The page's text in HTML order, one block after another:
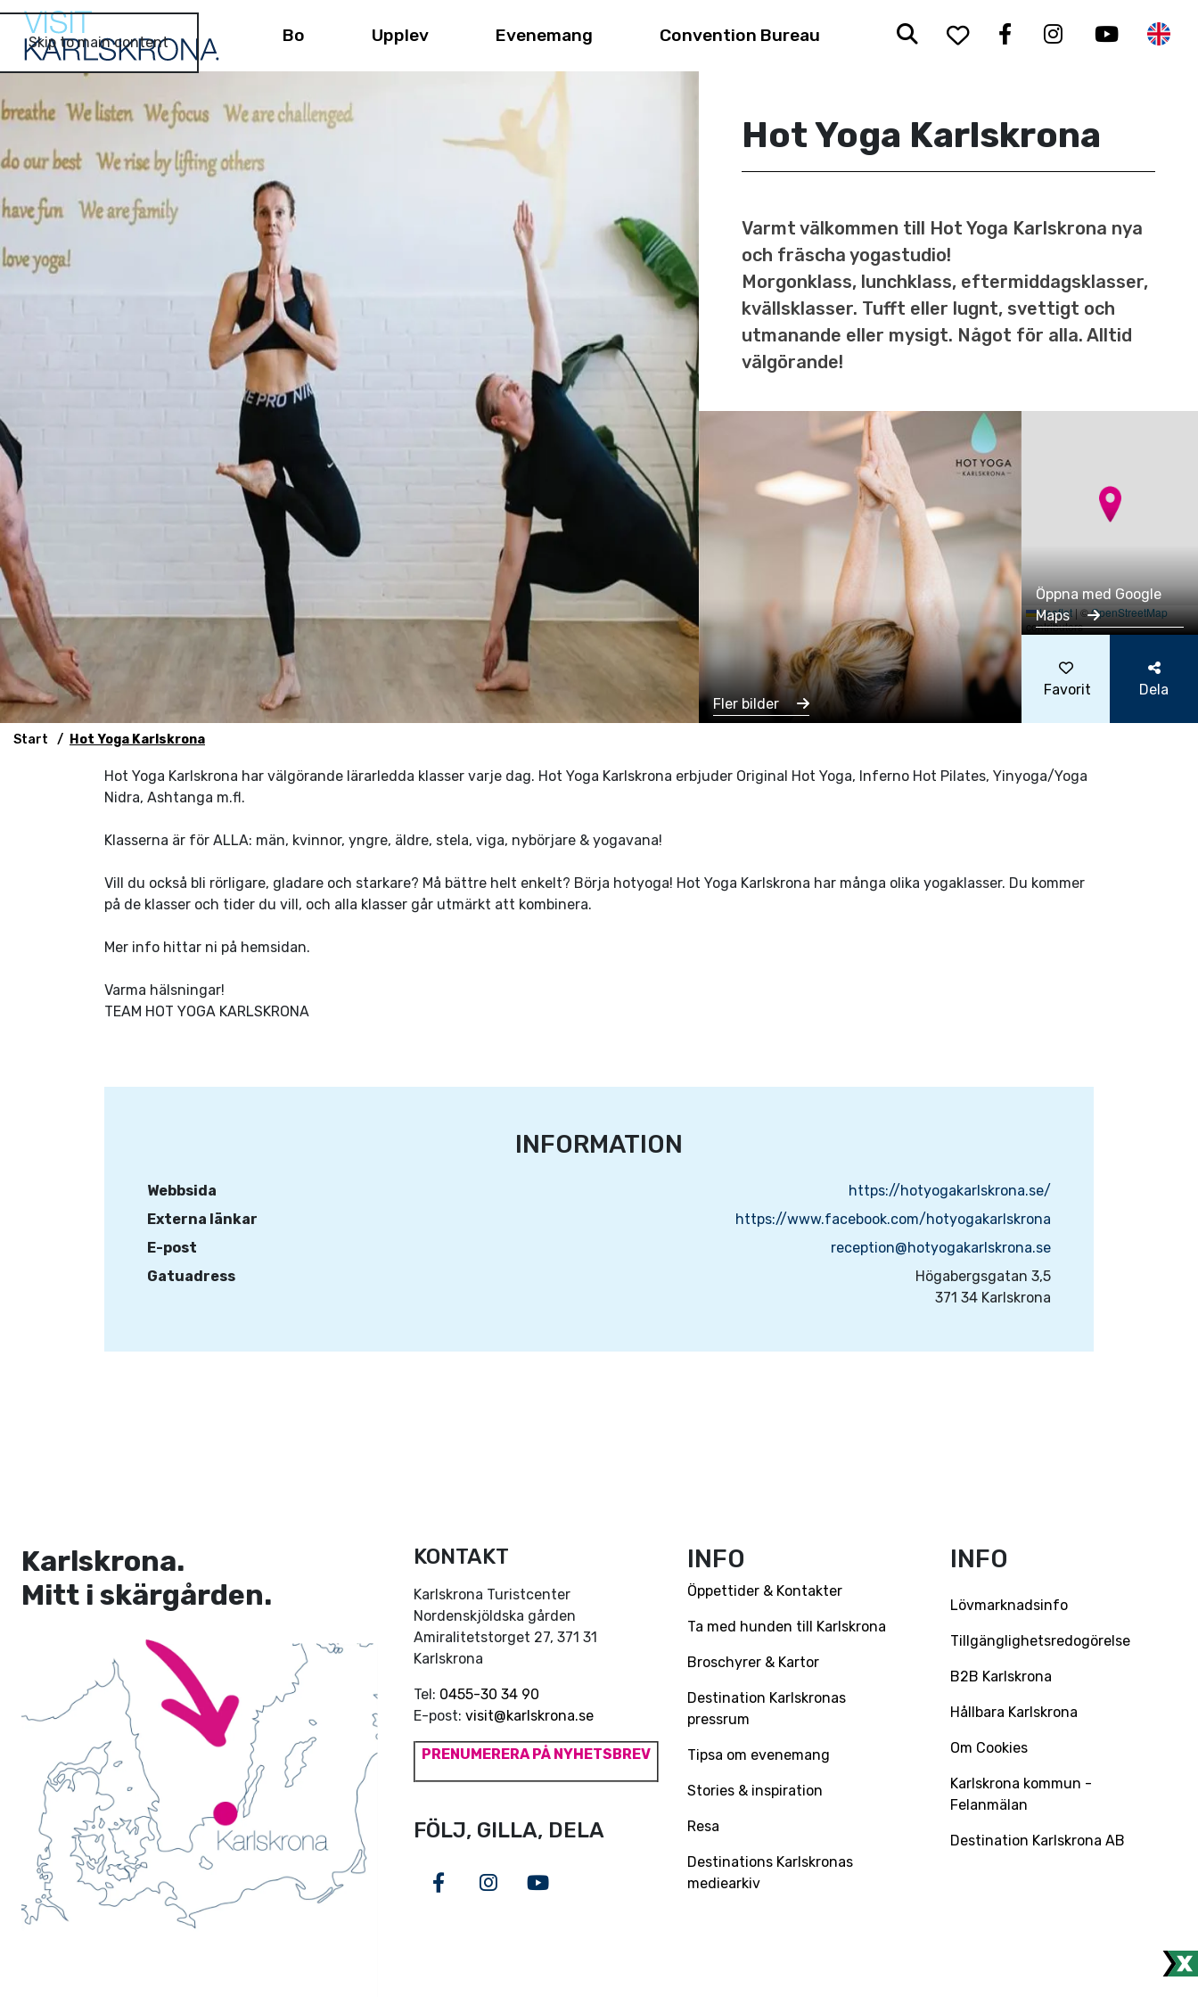
Skip to main content Bo Upplev Evenemang Convention Bureau Sök To your saved
Facebook
Instagram
Start Hot Yoga Karlskrona
Hot Yoga Karlskrona
Varmt välkommen till Hot Yoga Karlskrona nya
och fräscha yogastudio!
Morgonklass, lunchklass, eftermiddagsklasser,
kvällsklasser. Tufft eller lugnt, svettigt och
utmanande eller mysigt. Något för alla. Alltid
välgörande!
Fler bilder
Leaflet|©OpenStreetMap
contributors
Öppna med Google
Maps
Favorit Dela
Hot Yoga Karlskrona har välgörande lärarledda klasser varje dag. Hot Yoga Karlskrona erbjuder Original Hot Yoga, Inferno Hot Pilates, Yinyoga/Yoga
Nidra, Ashtanga m.fl.
Klasserna är för ALLA: män, kvinnor, yngre, äldre, stela, viga, nybörjare & yogavana!
Vill du också bli rörligare, gladare och starkare? Må bättre helt enkelt? Börja hotyoga! Hot Yoga Karlskrona har många olika yogaklasser. Du kommer
på de klasser och tider du vill, och alla klasser går utmärkt att kombinera.
Mer info hittar ni på hemsidan.
Varma hälsningar!
TEAM HOT YOGA KARLSKRONA
INFORMATION
Webbsida
https://hotyogakarlskrona.se/
Externa länkar
https://www.facebook.com/hotyogakarlskrona
E-post
reception@hotyogakarlskrona.se
Gatuadress
Högabergsgatan 3,5
371 34 Karlskrona
Karlskrona.
Mitt i skärgården.
KONTAKT
Karlskrona Turistcenter
Nordenskjöldska gården
Amiralitetstorget 27, 371 31
Karlskrona
Tel: 0455-30 34 90
E-post: visit@karlskrona.se
PRENUMERERA PÅ NYHETSBREV
FÖLJ, GILLA, DELA
FacebookInstagram
Youtube
INFO
Öppettider & Kontakter
Ta med hunden till Karlskrona
Broschyrer & Kartor
Destination Karlskronas
pressrum
Tipsa om evenemang
Stories & inspiration
Resa
Destinations Karlskronas
mediearkiv
INFO
Lövmarknadsinfo
Tillgänglighetsredogörelse
B2B Karlskrona
Hållbara Karlskrona
Om Cookies
Karlskrona kommun -
Felanmälan
Destination Karlskrona AB